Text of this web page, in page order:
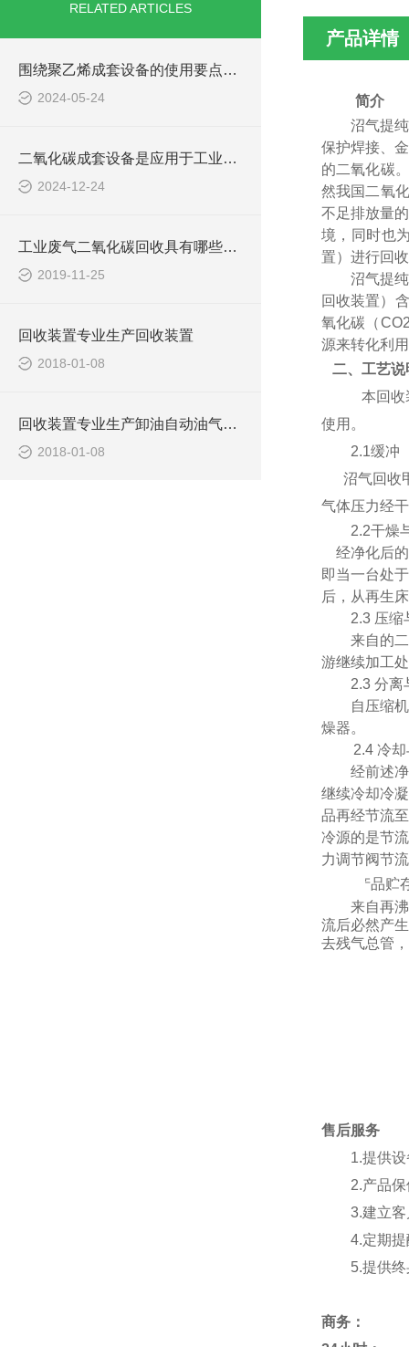
RELATED ARTICLES
围绕聚乙烯成套设备的使用要点进行详细分析
2024-05-24
二氧化碳成套设备是应用于工业与环境领域的关键设备
2024-12-24
工业废气二氧化碳回收具有哪些用途？
2019-11-25
回收装置专业生产回收装置
2018-01-08
回收装置专业生产卸油自动油气回收装置
2018-01-08
产品详情
简介
沼气提
保护焊接、
的二氧化碳
然我国二氧
不足排放量
境，同时也
置）进行回
沼气提
回收装置）
氧化碳（
源来转化利
二、工艺说
本回收
使用。
2.1缓冲
沼气回收
气体压力经
2.2干燥
经净化后
即当一台处于
后，从再生
2.3 压缩
来自的
游继续加工
2.3 分离
自压缩
燥器。
2.4 冷
经前述
继续冷却冷
品再经节流
冷源的是节
力调节阀节
2.5 产品贮
来自再
流后必然产
去残气总管
售后服务
1.提供
2.产品
3.建立
4.定期
5.提供
商务：